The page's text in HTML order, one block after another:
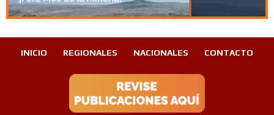
INICIO REGIONALES NACIONALES CONTACTO